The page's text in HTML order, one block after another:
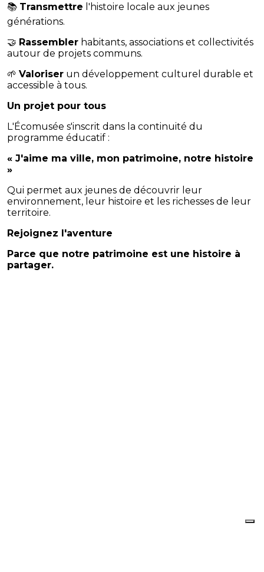
📚 Transmettre l'histoire locale aux jeunes
générations.
🤝 Rassembler habitants, associations et collectivités
autour de projets communs.
🌱 Valoriser un développement culturel durable et
accessible à tous.
Un projet pour tous
L'Écomusée s'inscrit dans la continuité du
programme éducatif :
« J'aime ma ville, mon patrimoine, notre histoire
»
Qui permet aux jeunes de découvrir leur
environnement, leur histoire et les richesses de leur
territoire.
Rejoignez l'aventure
Parce que notre patrimoine est une histoire à
partager.